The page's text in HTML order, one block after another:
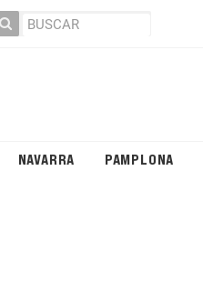
NAVARRA PAMPLONA